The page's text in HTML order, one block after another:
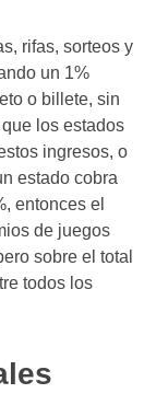
rifas, sorteos y
un 1%
o billete, sin
los estados
ingresos, o
estado cobra
entonces el
de juegos
sobre el total
todos los